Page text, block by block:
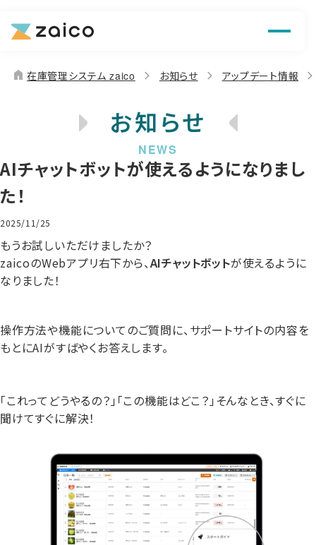
機能
お役立ち情報
home 在庫管理システム zaico お知らせ アップデート情報
お知らせ
AIチャットボットが使えるようになりまし
た！
2025/11/25
もうお試しいただけましたか？
zaicoのWebアプリ右下から、AIチャットボットが使えるように
なりました！
操作方法や機能についてのご質問に、サポートサイトの内容を
もとにAIがすばやくお答えします。
「これってどうやるの？」「この機能はどこ？」そんなとき、すぐに
聞けてすぐに解決！